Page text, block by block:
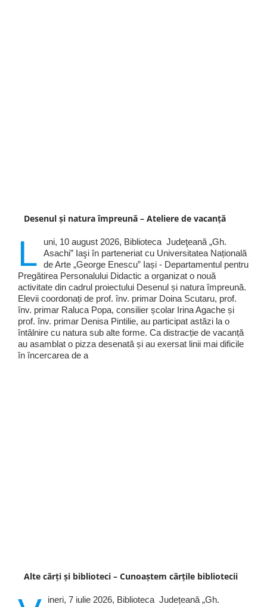
Desenul și natura împreună – Ateliere de vacanță
L
uni, 10 august 2026, Biblioteca Judeţeană „Gh.
Asachi” Iaşi în parteneriat cu Universitatea Națională
de Arte „George Enescu” Iași - Departamentul pentru
Pregătirea Personalului Didactic a organizat o nouă
activitate din cadrul proiectului Desenul și natura împreună.
Elevii coordonați de prof. înv. primar Doina Scutaru, prof.
înv. primar Raluca Popa, consilier școlar Irina Agache și
prof. înv. primar Denisa Pintilie, au participat astăzi la o
întâlnire cu natura sub alte forme. Ca distracție de vacanță
au asamblat o pizza desenată și au exersat linii mai dificile
în încercarea de a
Alte cărți și biblioteci – Cunoaștem cărțile bibliotecii
ineri, 7 iulie 2026, Biblioteca Județeană „Gh.